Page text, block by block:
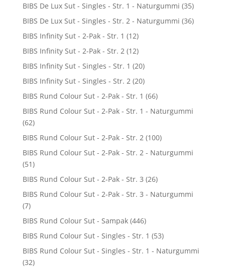
BIBS De Lux Sut - Singles - Str. 1 - Naturgummi (35)
BIBS De Lux Sut - Singles - Str. 2 - Naturgummi (36)
BIBS Infinity Sut - 2-Pak - Str. 1 (12)
BIBS Infinity Sut - 2-Pak - Str. 2 (12)
BIBS Infinity Sut - Singles - Str. 1 (20)
BIBS Infinity Sut - Singles - Str. 2 (20)
BIBS Rund Colour Sut - 2-Pak - Str. 1 (66)
BIBS Rund Colour Sut - 2-Pak - Str. 1 - Naturgummi
(62)
BIBS Rund Colour Sut - 2-Pak - Str. 2 (100)
BIBS Rund Colour Sut - 2-Pak - Str. 2 - Naturgummi
(51)
BIBS Rund Colour Sut - 2-Pak - Str. 3 (26)
BIBS Rund Colour Sut - 2-Pak - Str. 3 - Naturgummi
(7)
BIBS Rund Colour Sut - Sampak (446)
BIBS Rund Colour Sut - Singles - Str. 1 (53)
BIBS Rund Colour Sut - Singles - Str. 1 - Naturgummi
(32)